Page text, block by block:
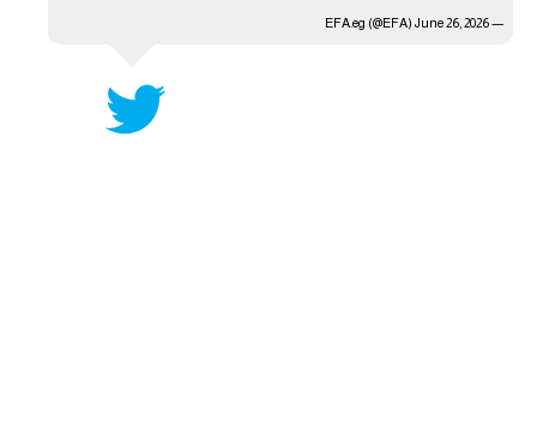
— EFA.eg (@EFA)
June 26, 2026